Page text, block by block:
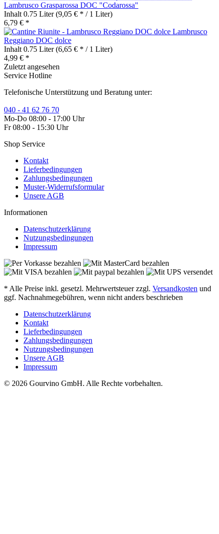
Lambrusco Grasparossa DOC "Codarossa"
Inhalt 0.75 Liter(9,05 € * / 1 Liter)
6,79 € *
Lambrusco
Reggiano DOC dolce
Inhalt 0.75 Liter(6,65 € * / 1 Liter)
4,99 € *
Zuletzt angesehen
Service Hotline
Telefonische Unterstützung und Beratung unter:
040 - 41 62 76 70
Mo-Do 08:00 - 17:00 Uhr
Fr 08:00 - 15:30 Uhr
Shop Service
Kontakt
Lieferbedingungen
Zahlungsbedingungen
Muster-Widerrufsformular
Unsere AGB
Informationen
Datenschutzerklärung
Nutzungsbedingungen
Impressum
* Alle Preise inkl. gesetzl. Mehrwertsteuer zzgl. Versandkosten und
ggf. Nachnahmegebühren, wenn nicht anders beschrieben
Datenschutzerklärung
Kontakt
Lieferbedingungen
Zahlungsbedingungen
Nutzungsbedingungen
Unsere AGB
Impressum
© 2026 Gourvino GmbH. Alle Rechte vorbehalten.